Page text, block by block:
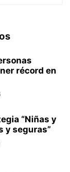
récord en
“Niñas y
y seguras”